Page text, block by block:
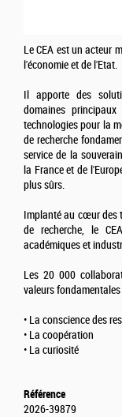
Le CEA est un acteur
l'économie et de l'Etat.
Il apporte des
domaines
technologies pour la
de recherche
service de la
la France et de
plus sûrs.
Implanté au cœur des
de recherche, le
académiques et
Les 20 000
valeurs fondamentales
• La conscience des
• La coopération
• La curiosité
Référence
2026-39879